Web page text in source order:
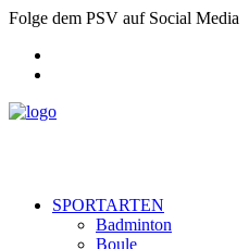
Folge dem PSV auf Social Media
SPORTARTEN
Badminton
Boule